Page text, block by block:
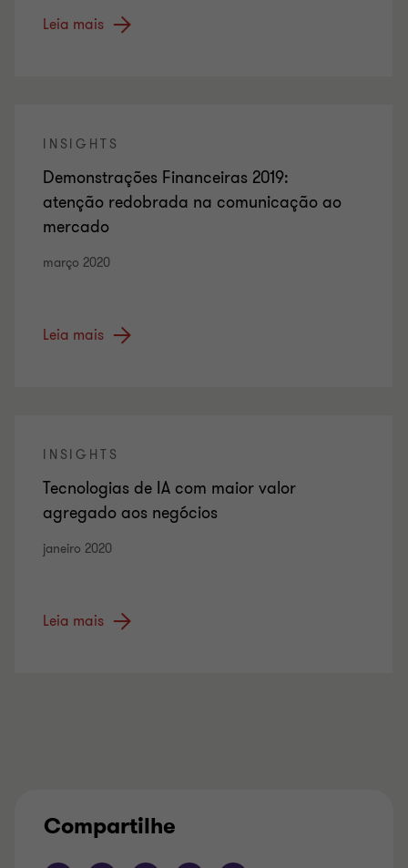
Leia mais
INSIGHTS
Demonstrações Financeiras 2019:
atenção redobrada na comunicação ao
mercado
março 2020
Leia mais
INSIGHTS
Tecnologias de IA com maior valor
agregado aos negócios
janeiro 2020
Leia mais
Compartilhe